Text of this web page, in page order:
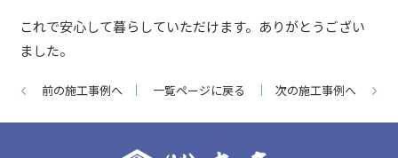
これで安心して暮らしていただけます。ありがとうござい
ました。
前の施工事例へ 一覧ページに戻る 次の施工事例へ